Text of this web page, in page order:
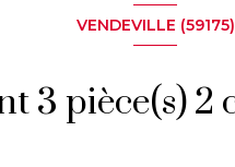
VENDEVILLE (59175)